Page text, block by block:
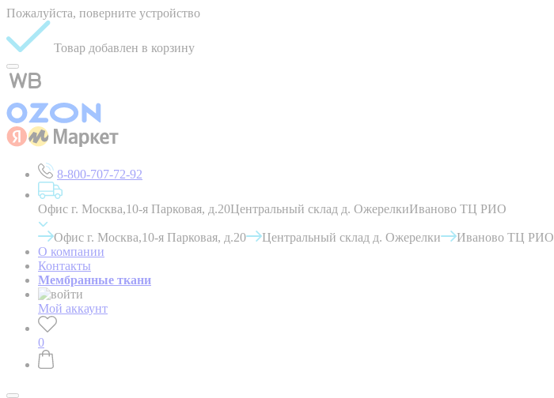
Пожалуйста, поверните устройство
Товар добавлен в корзину
8-800-707-72-92
Офис г. Москва,10-я Парковая, д.20Центральный склад д. ОжерелкиИваново ТЦ РИО
Офис г. Москва,10-я Парковая, д.20 Центральный склад д. Ожерелки
Иваново ТЦ РИО
О компании
Контакты
Мембранные ткани
Мой аккаунт
0